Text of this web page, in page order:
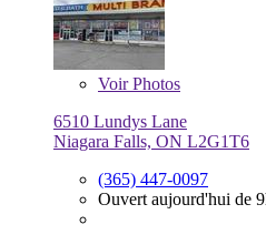
VoirPhotos
6510 Lundys Lane
Niagara Falls, ON L2G1T6
(365) 447-0097
Ouvert aujourd'hui de